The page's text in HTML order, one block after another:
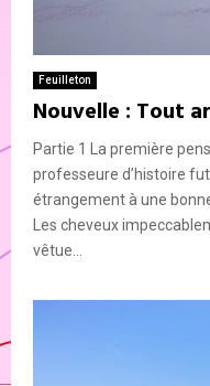
Feuilleton
Nouvelle : Tout
Partie 1 La première
professeure d’histoire
étrangement à une
Les cheveux
vêtue...